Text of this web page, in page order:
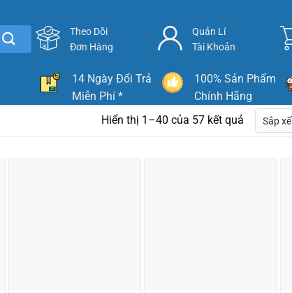
Theo Dõi
Đơn Hàng
Quản Lí
Tài Khoản
14 Ngày Đổi Trả
Miễn Phí *
100% Sản Phẩm
Chính Hãng
Hiển thị 1–40 của 57 kết quả